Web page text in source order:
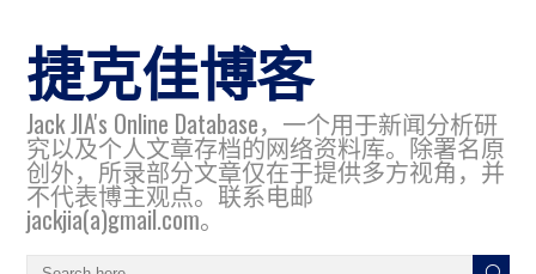
捷克佳博客
Jack JIA's Online Database，一个用于新闻分析研
究以及个人文章存档的网络资料库。除署名原
创外，所录部分文章仅在于提供多方视角，并
不代表博主观点。联系电邮
jackjia(a)gmail.com。